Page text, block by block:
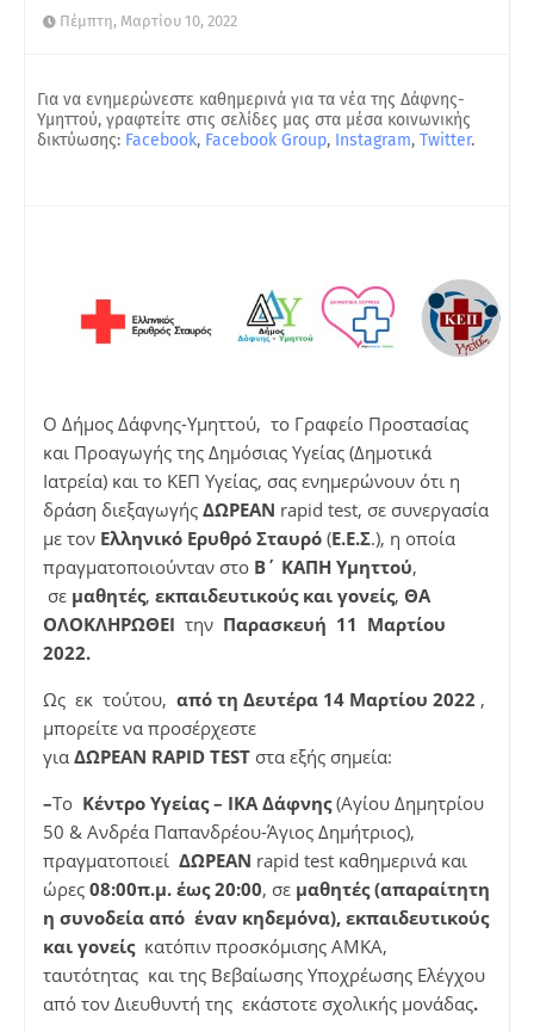
Πέμπτη, Μαρτίου 10, 2022
Για να ενημερώνεστε καθημερινά για τα νέα της Δάφνης-
Υμηττού, γραφτείτε στις σελίδες μας στα μέσα κοινωνικής
δικτύωσης: Facebook, Facebook Group, Instagram, Twitter.
Ο Δήμος Δάφνης-Υμηττού, το Γραφείο Προστασίας
και Προαγωγής της Δημόσιας Υγείας (Δημοτικά
Ιατρεία) και το ΚΕΠ Υγείας, σας ενημερώνουν ότι η
δράση διεξαγωγής ΔΩΡΕΑΝ rapid test, σε συνεργασία
με τον Ελληνικό Ερυθρό Σταυρό (Ε.Ε.Σ.), η οποία
πραγματοποιούνταν στο Β΄ ΚΑΠΗ Υμηττού,
σε μαθητές, εκπαιδευτικούς και γονείς, ΘΑ
ΟΛΟΚΛΗΡΩΘΕΙ την Παρασκευή 11 Μαρτίου
2022.
Ως εκ τούτου, από τη Δευτέρα 14 Μαρτίου 2022 ,
μπορείτε να προσέρχεστε
για ΔΩΡΕΑΝ RAPID TEST στα εξής σημεία:
–Το Κέντρο Υγείας – ΙΚΑ Δάφνης(Αγίου Δημητρίου
50 & Ανδρέα Παπανδρέου-Άγιος Δημήτριος),
πραγματοποιεί ΔΩΡΕΑΝ rapid test καθημερινά και
ώρες 08:00π.μ. έως 20:00, σε μαθητές (απαραίτητη
η συνοδεία από έναν κηδεμόνα), εκπαιδευτικούς
και γονείς κατόπιν προσκόμισης ΑΜΚΑ,
ταυτότητας και της Βεβαίωσης Υποχρέωσης Ελέγχου
από τον Διευθυντή της εκάστοτε σχολικής μονάδας.